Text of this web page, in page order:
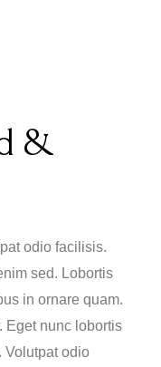
&
odio facilisis.
sed. Lobortis
in ornare quam.
Eget nunc lobortis
Volutpat odio